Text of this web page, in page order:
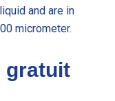
and are in
micrometer.
gratuit